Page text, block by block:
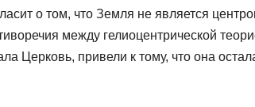
о том, что Земля не является
между гелиоцентрической
Церковь, привели к тому, что она